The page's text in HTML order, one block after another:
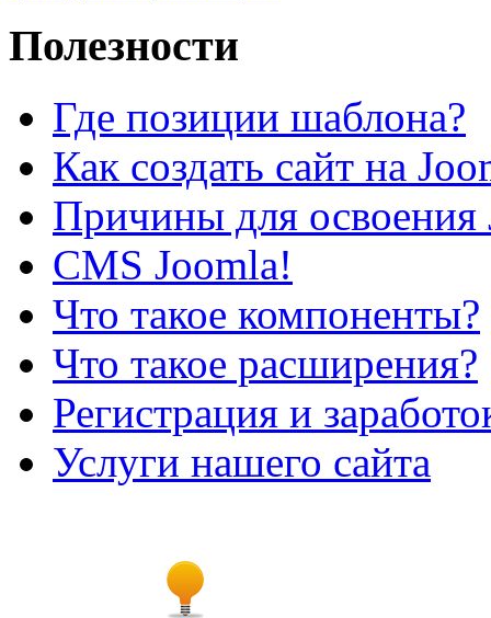
Полезности
Где позиции шаблона?
Как создать сайт на
Причины для освоения
CMS Joomla!
Что такое компоненты?
Что такое расширения?
Регистрация и
Услуги нашего сайта